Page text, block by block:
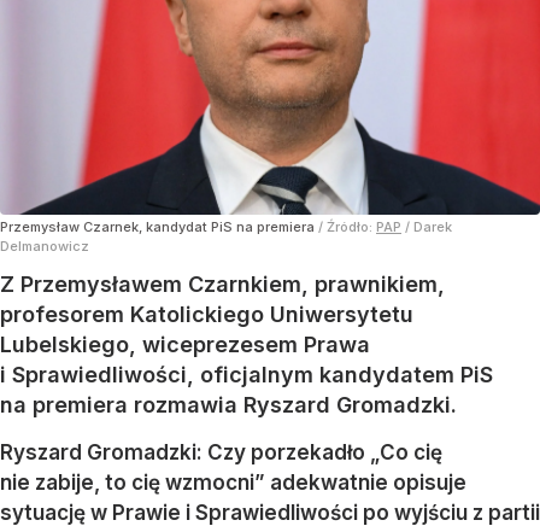
Przemysław Czarnek, kandydat PiS na premiera / Źródło: PAP / Darek
Delmanowicz
Z Przemysławem Czarnkiem, prawnikiem,
profesorem Katolickiego Uniwersytetu
Lubelskiego, wiceprezesem Prawa
i Sprawiedliwości, oficjalnym kandydatem PiS
na premiera rozmawia Ryszard Gromadzki.
Ryszard Gromadzki: Czy porzekadło „Co cię
nie zabije, to cię wzmocni” adekwatnie opisuje
sytuację w Prawie i Sprawiedliwości po wyjściu z partii